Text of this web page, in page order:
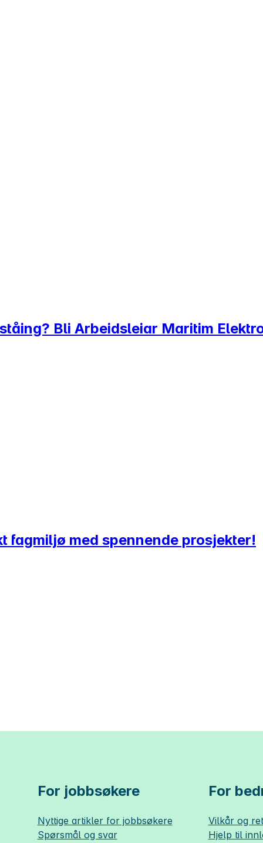
Bli Arbeidsleiar Maritim
fagmiljø med spennende prosjekter!
For jobbsøkere
Nyttige artikler for jobbsøkere
Spørsmål og svar
For
Vilkår og
Hjelp til